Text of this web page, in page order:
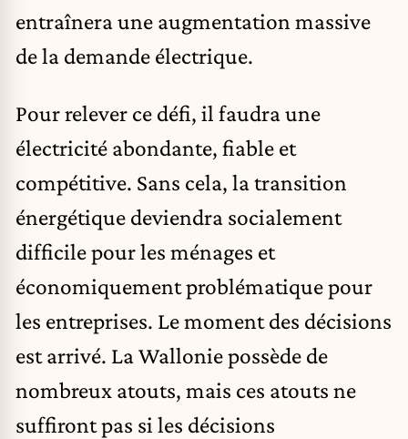
entraînera une augmentation massive
de la demande électrique.
Pour relever ce défi, il faudra une
électricité abondante, fiable et
compétitive. Sans cela, la transition
énergétique deviendra socialement
difficile pour les ménages et
économiquement problématique pour
les entreprises. Le moment des décisions
est arrivé. La Wallonie possède de
nombreux atouts, mais ces atouts ne
suffiront pas si les décisions